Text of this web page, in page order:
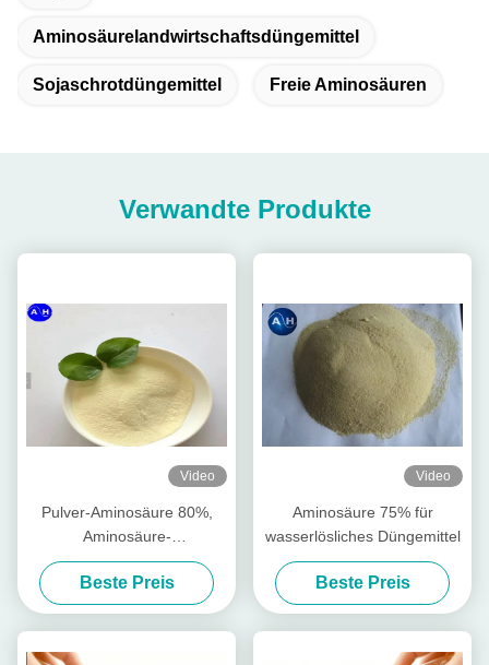
Aminosäurelandwirtschaftsdüngemittel
Sojaschrotdüngemittel Freie Aminosäuren
Verwandte Produkte
Video
Pulver-Aminosäure 80%,
Aminosäure-
Landwirtschafts-Düngemittel
regen Wurzel-Wachstum an
Beste Preis
Video
Aminosäure 75% für
wasserlösliches Düngemittel
Beste Preis